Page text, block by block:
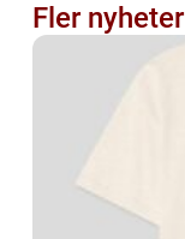
Fler nyheter